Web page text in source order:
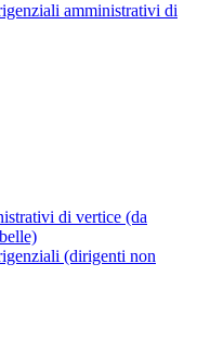
amministrativi di
di vertice (da
(dirigenti non